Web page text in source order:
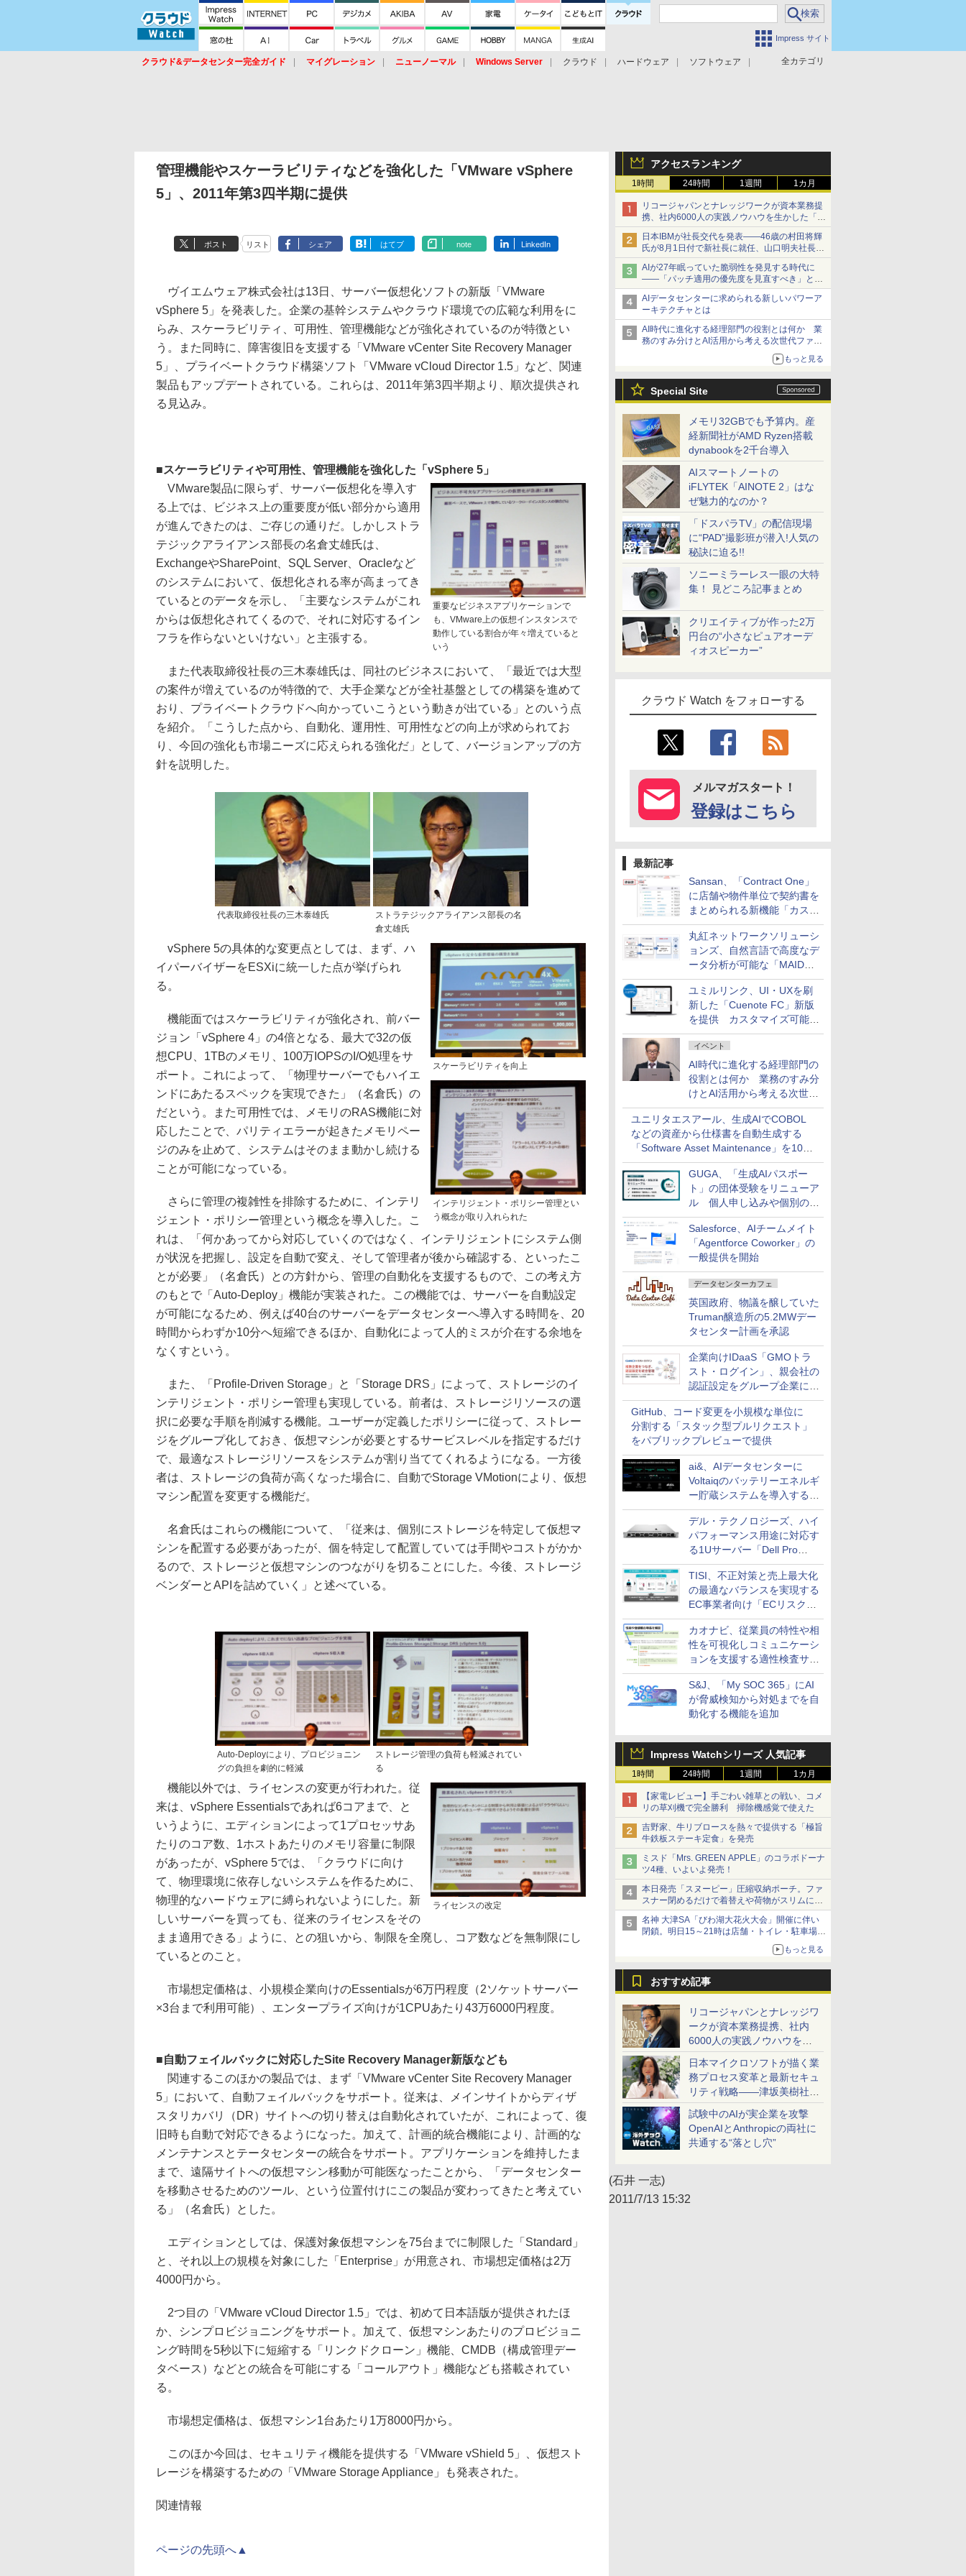
Impress サイト
全カテゴリ
クラウド&データセンター完全ガイド マイグレーション ニューノーマル Windows Server クラウド ハードウェア
ソフトウェア
アクセスランキング
1時間 24時間 1週間 1カ月
リコージャパンとナレッジワークが資本業務提
携、社内6000人の実践ノウハウを生かした「AI
商談記録 for RICOH」を展開へ
日本IBMが社長交代を発表――46歳の村田将輝
氏が8月1日付で新社長に就任、山口明夫社長は
会長へ
AIが27年眠っていた脆弱性を発見する時代に
――「パッチ適用の優先度を見直すべき」とセ
キュリティ専門家
AIデータセンターに求められる新しいパワーア
ーキテクチャとは
AI時代に進化する経理部門の役割とは何か 業
務のすみ分けとAI活用から考える次世代ファイ
もっと見る
Special Site
メモリ32GBでも予算内。産
経新聞社がAMD Ryzen搭載
dynabookを2千台導入
AIスマートノートの
iFLYTEK「AINOTE 2」はな
ぜ魅力的なのか？
「ドスパラTV」の配信現場
に“PAD”撮影班が潜入!人気の
秘訣に迫る!!
ソニーミラーレス一眼の大特
集！ 見どころ記事まとめ
クリエイティブが作った2万
円台の“小さなピュアオーデ
ィオスピーカー”
クラウド Watch をフォローする
メルマガスタート！
登録はこちら
最新記事
Sansan、「Contract One」
に店舗や物件単位で契約書を
まとめられる新機能「カスタ
ム契約ツリー」を追加
丸紅ネットワークソリューシ
ョンズ、自然言語で高度なデ
ータ分析が可能な「MAIDOA
AI ASSIST」を9月より提供
ユミルリンク、UI・UXを刷
新した「Cuenote FC」新版
を提供 カスタマイズ可能な
ダッシュボード画面を搭載
イベント
AI時代に進化する経理部門の
役割とは何か 業務のすみ分
けとAI活用から考える次世代
ファイナンス戦略
ユニリタエスアール、生成AIでCOBOL
などの資産から仕様書を自動生成する
「Software Asset Maintenance」を10月
に発売
GUGA、「生成AIパスポー
ト」の団体受験をリニューア
ル 個人申し込みや個別の支
払いなどに対応
Salesforce、AIチームメイト
「Agentforce Coworker」の
一般提供を開始
データセンターカフェ
英国政府、物議を醸していた
Truman醸造所の5.2MWデー
タセンター計画を承認
企業向けIDaaS「GMOトラ
スト・ログイン」、親会社の
認証設定をグループ企業に展
開できる新機能を提供
GitHub、コード変更を小規模な単位に
分割する「スタック型プルリクエスト」
をパブリックプレビューで提供
ai&、AIデータセンターに
Voltaiqのバッテリーエネルギ
ー貯蔵システムを導入する計
画を発表
デル・テクノロジーズ、ハイ
パフォーマンス用途に対応す
る1Uサーバー「Dell Pro
Precision 7 R1ラック」を発
売
TISI、不正対策と売上最大化
の最適なバランスを実現する
EC事業者向け「ECリスク対
策設計・運用支援サービス」
カオナビ、従業員の特性や相
性を可視化しコミュニケーシ
ョンを支援する適性検査サー
ビスを提供
S&J、「My SOC 365」にAI
が脅威検知から対処までを自
動化する機能を追加
Impress Watchシリーズ 人気記事
1時間 24時間 1週間 1カ月
【家電レビュー】手ごわい雑草との戦い、コメ
リの草刈機で完全勝利 掃除機感覚で使えた
吉野家、牛リブロースを熱々で提供する「極旨
牛鉄板ステーキ定食」を発売
ミスド「Mrs. GREEN APPLE」のコラボドーナ
ツ4種、いよいよ発売！
本日発売「スヌーピー」圧縮収納ポーチ。ファ
スナー閉めるだけで着替えや荷物がスリムにま
とまる
名神 大津SA「びわ湖大花火大会」開催に伴い
閉鎖。明日15～21時は店舗・トイレ・駐車場の
もっと見る
おすすめ記事
リコージャパンとナレッジワ
ークが資本業務提携、社内
6000人の実践ノウハウを生
かした「AI商談記録 for
RICOH」を展開へ
日本マイクロソフトが描く業
務プロセス変革と最新セキュ
リティ戦略――津坂美樹社長
が2027年度戦略を説明
試験中のAIが実企業を攻撃
OpenAIとAnthropicの両社に
共通する“落とし穴”
管理機能やスケーラビリティなどを強化した「VMware vSphere
5」、2011年第3四半期に提供
ポスト リスト シェア はてブ note LinkedIn
ヴイエムウェア株式会社は13日、サーバー仮想化ソフトの新版「VMware
vSphere 5」を発表した。企業の基幹システムやクラウド環境での広範な利用をに
らみ、スケーラビリティ、可用性、管理機能などが強化されているのが特徴とい
う。また同時に、障害復旧を支援する「VMware vCenter Site Recovery Manager
5」、プライベートクラウド構築ソフト「VMware vCloud Director 1.5」など、関連
製品もアップデートされている。これらは、2011年第3四半期より、順次提供され
る見込み。
■スケーラビリティや可用性、管理機能を強化した「vSphere 5」
重要なビジネスアプリケーションで
も、VMware上の仮想インスタンスで
動作している割合が年々増えていると
いう
VMware製品に限らず、サーバー仮想化を導入す
る上では、ビジネス上の重要度が低い部分から適用
が進んできたのは、ご存じの通りだ。しかしストラ
テジックアライアンス部長の名倉丈雄氏は、
ExchangeやSharePoint、SQL Server、Oracleなど
のシステムにおいて、仮想化される率が高まってき
ているとのデータを示し、「主要なシステムがこれ
からは仮想化されてくるので、それに対応するイン
フラを作らないといけない」と主張する。
また代表取締役社長の三木泰雄氏は、同社のビジネスにおいて、「最近では大型
の案件が増えているのが特徴的で、大手企業などが全社基盤としての構築を進めて
おり、プライベートクラウドへ向かっていこうという動きが出ている」とのいう点
を紹介。「こうした点から、自動化、運用性、可用性などの向上が求められてお
り、今回の強化も市場ニーズに応えられる強化だ」として、バージョンアップの方
針を説明した。
代表取締役社長の三木泰雄氏
ストラテジックアライアンス部長の名
倉丈雄氏
スケーラビリティを向上
インテリジェント・ポリシー管理とい
う概念が取り入れられた
vSphere 5の具体的な変更点としては、まず、ハ
イパーバイザーをESXiに統一した点が挙げられ
る。
機能面ではスケーラビリティが強化され、前バー
ジョン「vSphere 4」の4倍となる、最大で32の仮
想CPU、1TBのメモリ、100万IOPSのI/O処理をサ
ポート。これによって、「物理サーバーでもハイエ
ンドにあたるスペックを実現できた」（名倉氏）の
だという。また可用性では、メモリのRAS機能に対
応したことで、パリティエラーが起きたメモリペー
ジのみを止めて、システムはそのまま動かし続ける
ことが可能になっている。
さらに管理の複雑性を排除するために、インテリ
ジェント・ポリシー管理という概念を導入した。こ
れは、「何かあってから対応していくのではなく、インテリジェントにシステム側
が状況を把握し、設定を自動で変え、そして管理者が後から確認する、といったこ
とが必要」（名倉氏）との方針から、管理の自動化を支援するもので、この考え方
のもとで「Auto-Deploy」機能が実装された。この機能では、サーバーを自動設定
が可能になるため、例えば40台のサーバーをデータセンターへ導入する時間を、20
時間からわずか10分へ短縮できるほか、自動化によって人的ミスが介在する余地を
なくすという。
また、「Profile-Driven Storage」と「Storage DRS」によって、ストレージのイ
ンテリジェント・ポリシー管理も実現している。前者は、ストレージリソースの選
択に必要な手順を削減する機能。ユーザーが定義したポリシーに従って、ストレー
ジをグループ化しておき、仮想マシンが必要とするサービスレベルを指定するだけ
で、最適なストレージリソースをシステムが割り当ててくれるようになる。一方後
者は、ストレージの負荷が高くなった場合に、自動でStorage VMotionにより、仮想
マシン配置を変更する機能だ。
名倉氏はこれらの機能について、「従来は、個別にストレージを特定して仮想マ
シンを配置する必要があったが、個を特定して配置していては手間やコストがかか
るので、ストレージと仮想マシンのつながりを切ることにした。今後、ストレージ
ベンダーとAPIを詰めていく」と述べている。
Auto-Deployにより、プロビジョニン
グの負担を劇的に軽減
ストレージ管理の負荷も軽減されてい
る
ライセンスの改定
機能以外では、ライセンスの変更が行われた。従
来は、vSphere Essentialsであれば6コアまで、と
いうように、エディションによって1プロセッサあ
たりのコア数、1ホストあたりのメモリ容量に制限
があったが、vSphere 5では、「クラウドに向け
て、物理環境に依存しないシステムを作るために、
物理的なハードウェアに縛られないようにした。新
しいサーバーを買っても、従来のライセンスをその
まま適用できる」ように、との狙いから、制限を全廃し、コア数などを無制限にし
ているとのこと。
市場想定価格は、小規模企業向けのEssentialsが6万円程度（2ソケットサーバー
×3台まで利用可能）、エンタープライズ向けが1CPUあたり43万6000円程度。
■自動フェイルバックに対応したSite Recovery Manager新版なども
関連するこのほかの製品では、まず「VMware vCenter Site Recovery Manager
5」において、自動フェイルバックをサポート。従来は、メインサイトからディザ
スタリカバリ（DR）サイトへの切り替えは自動化されていたが、これによって、復
旧時も自動で対応できるようになった。加えて、計画的統合機能により、計画的な
メンテナンスとテータセンターの統合をサポート。アプリケーションを維持したま
まで、遠隔サイトへの仮想マシン移動が可能医なったことから、「データセンター
を移動させるためのツール、という位置付けにこの製品が変わってきたと考えてい
る」（名倉氏）とした。
エディションとしては、保護対象仮想マシンを75台までに制限した「Standard」
と、それ以上の規模を対象にした「Enterprise」が用意され、市場想定価格は2万
4000円から。
2つ目の「VMware vCloud Director 1.5」では、初めて日本語版が提供されたほ
か、シンプロビジョニングをサポート。加えて、仮想マシンあたりのプロビジョニ
ング時間を5秒以下に短縮する「リンクドクローン」機能、CMDB（構成管理デー
タベース）などとの統合を可能にする「コールアウト」機能なども搭載されてい
る。
市場想定価格は、仮想マシン1台あたり1万8000円から。
このほか今回は、セキュリティ機能を提供する「VMware vShield 5」、仮想スト
レージを構築するための「VMware Storage Appliance」も発表された。
関連情報
ページの先頭へ▲
(石井 一志)
2011/7/13 15:32